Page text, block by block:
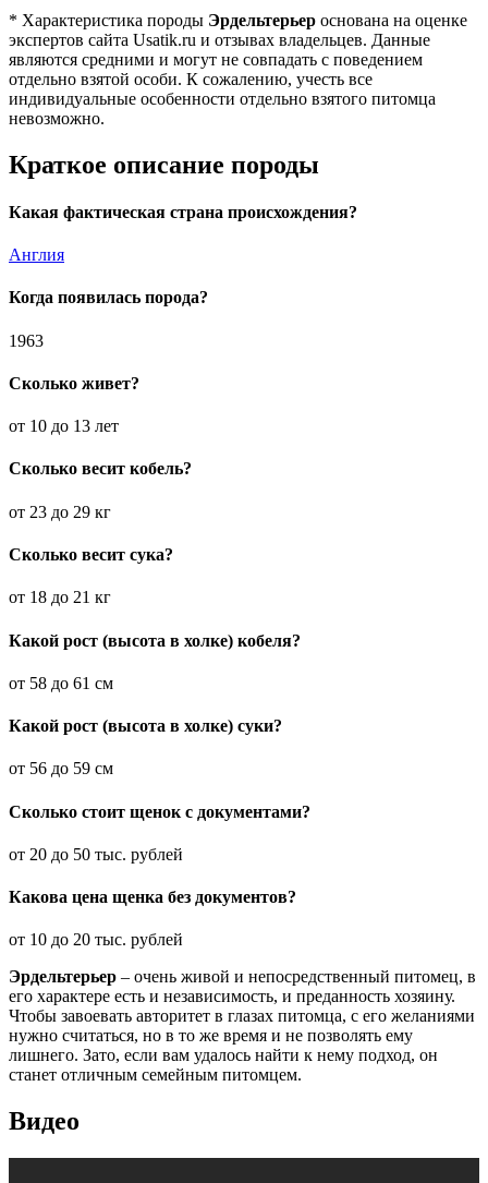
* Характеристика породы Эрдельтерьер основана на оценке
экспертов сайта Usatik.ru и отзывах владельцев. Данные
являются средними и могут не совпадать с поведением
отдельно взятой особи. К сожалению, учесть все
индивидуальные особенности отдельно взятого питомца
невозможно.
Краткое описание породы
Какая фактическая страна происхождения?
Англия
Когда появилась порода?
1963
Сколько живет?
от 10 до 13 лет
Сколько весит кобель?
от 23 до 29 кг
Сколько весит сука?
от 18 до 21 кг
Какой рост (высота в холке) кобеля?
от 58 до 61 см
Какой рост (высота в холке) суки?
от 56 до 59 см
Сколько стоит щенок с документами?
от 20 до 50 тыс. рублей
Какова цена щенка без документов?
от 10 до 20 тыс. рублей
Эрдельтерьер – очень живой и непосредственный питомец, в
его характере есть и независимость, и преданность хозяину.
Чтобы завоевать авторитет в глазах питомца, с его желаниями
нужно считаться, но в то же время и не позволять ему
лишнего. Зато, если вам удалось найти к нему подход, он
станет отличным семейным питомцем.
Видео